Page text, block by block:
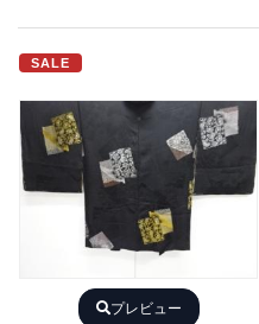
SALE
プレビュー